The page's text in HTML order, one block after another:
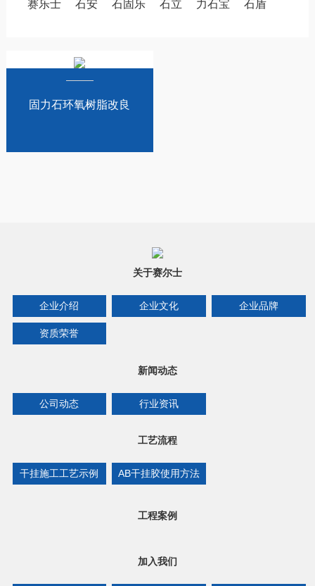
赛乐士
石安 石固乐 石立 力石宝 石盾
固力石环氧树脂改良
关于赛尔士
企业介绍 企业文化 企业品牌
资质荣誉
新闻动态
公司动态 行业资讯
工艺流程
干挂施工工艺示例 AB干挂胶使用方法
工程案例
加入我们